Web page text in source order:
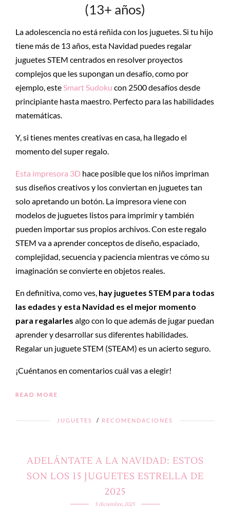
(13+ años)
La adolescencia no está reñida con los juguetes. Si tu hijo
tiene más de 13 años, esta Navidad puedes regalar
juguetes STEM centrados en resolver proyectos
complejos que les supongan un desafío, como por
ejemplo, este Smart Sudoku con 2500 desafíos desde
principiante hasta maestro. Perfecto para las habilidades
matemáticas.
Y, si tienes mentes creativas en casa, ha llegado el
momento del super regalo.
Esta impresora 3D hace posible que los niños impriman
sus diseños creativos y los conviertan en juguetes tan
solo apretando un botón. La impresora viene con
modelos de juguetes listos para imprimir y también
pueden importar sus propios archivos. Con este regalo
STEM va a aprender conceptos de diseño, espaciado,
complejidad, secuencia y paciencia mientras ve cómo su
imaginación se convierte en objetos reales.
En definitiva, como ves, hay juguetes STEM para todas
las edades y esta Navidad es el mejor momento
para regalarles algo con lo que además de jugar puedan
aprender y desarrollar sus diferentes habilidades.
Regalar un juguete STEM (STEAM) es un acierto seguro.
¡Cuéntanos en comentarios cuál vas a elegir!
READ MORE
JUGUETES / RECOMENDACIONES
ADELÁNTATE A LA NAVIDAD: ESTOS
SON LOS 15 JUGUETES ESTRELLA DE
2025
5 diciembre, 2025